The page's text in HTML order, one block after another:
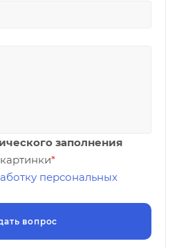
заполнения
*
персональных